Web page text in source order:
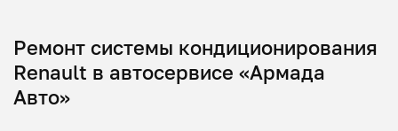
Ремонт системы кондиционирования
Renault в автосервисе «Армада
Авто»